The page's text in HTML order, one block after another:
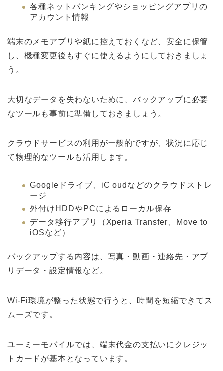
各種ネットバンキングやショッピングアプリの
アカウント情報
端末のメモアプリや紙に控えておくなど、安全に保管
し、機種変更後もすぐに使えるようにしておきましょ
う。
大切なデータを失わないために、バックアップに必要
なツールも事前に準備しておきましょう。
クラウドサービスの利用が一般的ですが、状況に応じ
て物理的なツールも活用します。
Googleドライブ、iCloudなどのクラウドストレ
ージ
外付けHDDやPCによるローカル保存
データ移行アプリ（Xperia Transfer、Move to
iOSなど）
バックアップする内容は、写真・動画・連絡先・アプ
リデータ・設定情報など。
Wi-Fi環境が整った状態で行うと、時間を短縮できてス
ムーズです。
ユーミーモバイルでは、端末代金の支払いにクレジッ
トカードが基本となっています。